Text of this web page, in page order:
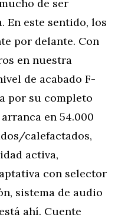
de ser
En este sentido, los
por delante. Con
en nuestra
de acabado F-
por su completo
en 54.000
calefactados,
activa,
con selector
sistema de audio
ahí. Cuente